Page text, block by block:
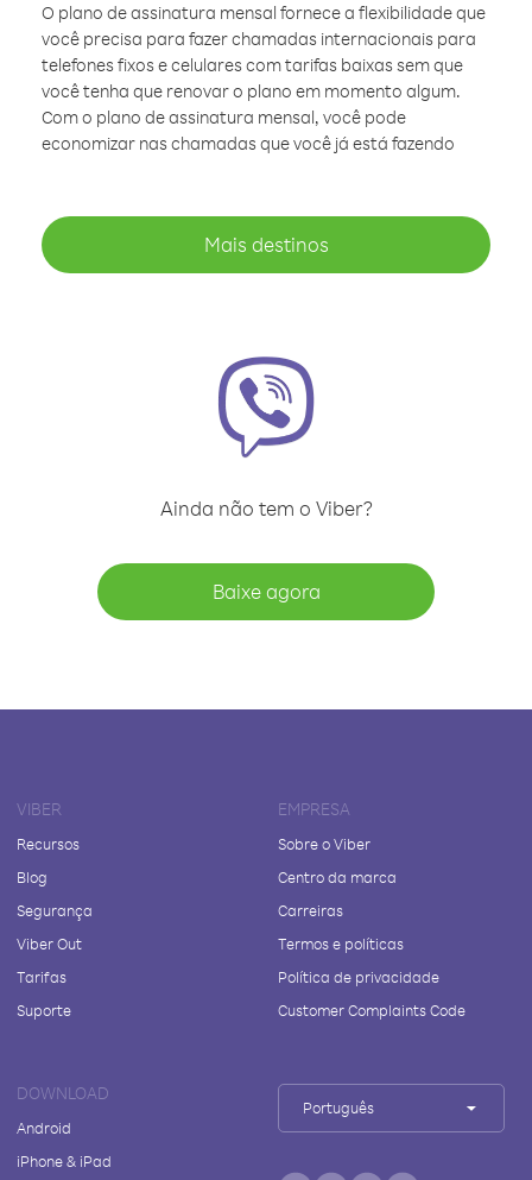
O plano de assinatura mensal fornece a flexibilidade que
você precisa para fazer chamadas internacionais para
telefones fixos e celulares com tarifas baixas sem que
você tenha que renovar o plano em momento algum.
Com o plano de assinatura mensal, você pode
economizar nas chamadas que você já está fazendo
Mais destinos
Ainda não tem o Viber?
Baixe agora
VIBER
Recursos
Blog
Segurança
Viber Out
Tarifas
Suporte
EMPRESA
Sobre o Viber
Centro da marca
Carreiras
Termos e políticas
Política de privacidade
Customer Complaints Code
DOWNLOAD
Android
iPhone & iPad
Português